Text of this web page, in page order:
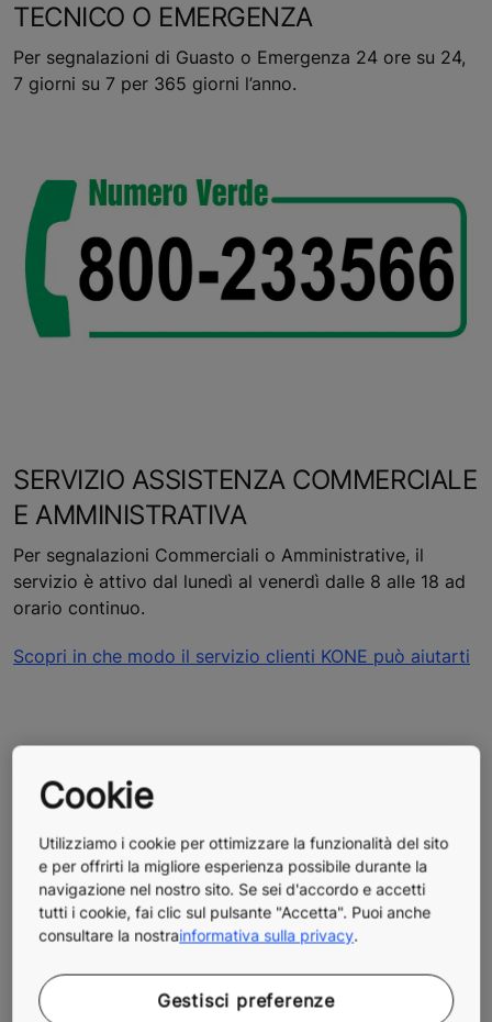
TECNICO O EMERGENZA
Per segnalazioni di Guasto o Emergenza 24 ore su 24,
7 giorni su 7 per 365 giorni l’anno.
SERVIZIO ASSISTENZA COMMERCIALE
E AMMINISTRATIVA
Per segnalazioni Commerciali o Amministrative, il
servizio è attivo dal lunedì al venerdì dalle 8 alle 18 ad
orario continuo.
Scopri in che modo il servizio clienti KONE può aiutarti
Cookie
Utilizziamo i cookie per ottimizzare la funzionalità del sito
e per offrirti la migliore esperienza possibile durante la
navigazione nel nostro sito. Se sei d'accordo e accetti
tutti i cookie, fai clic sul pulsante "Accetta". Puoi anche
consultare la nostrainformativa sulla privacy.
Gestisci preferenze